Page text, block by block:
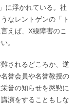
に浮かれている。社
なレントゲンの「ト
えば、X線障害のこ
。
されるどころか、逆
誉会員や名誉教授の
誉の知らせを慇懃に
演をすることもしな